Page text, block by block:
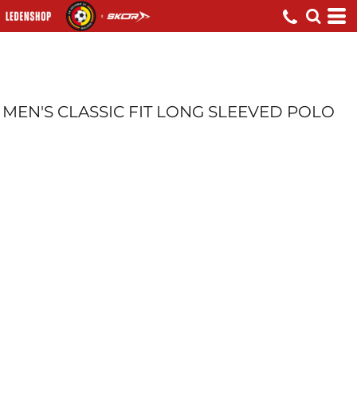
MEN'S CLASSIC FIT LONG SLEEVED POLO